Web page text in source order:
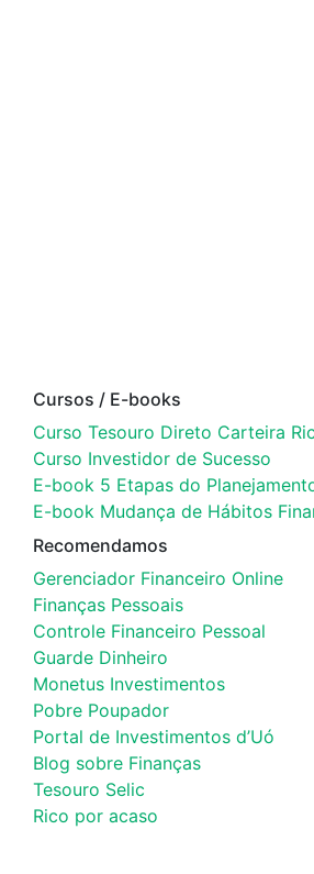
Cursos / E-books
Curso Tesouro Direto Carteira
Curso Investidor de Sucesso
E-book 5 Etapas do
E-book Mudança de Hábitos
Recomendamos
Gerenciador Financeiro Online
Finanças Pessoais
Controle Financeiro Pessoal
Guarde Dinheiro
Monetus Investimentos
Pobre Poupador
Portal de Investimentos d’Uó
Blog sobre Finanças
Tesouro Selic
Rico por acaso